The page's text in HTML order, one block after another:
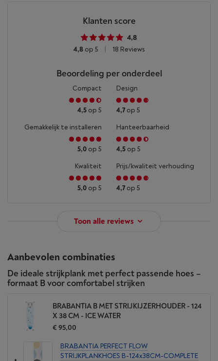
Klanten score
4,8
4,8op 5 18 Reviews
Beoordeling per onderdeel
Compact
4,5 op 5
Design
4,7op 5
Gemakkelijk te installeren
5,0 op 5
Hanteerbaarheid
4,5 op 5
Kwaliteit
5,0 op 5
Prijs/kwaliteit verhouding
4,7op 5
Toon alle reviews
Aanbevolen combinaties
De ideale strijkplank met perfect passende hoes –
formaat B voor comfortabel strijken
BRABANTIA B MET STRIJKIJZERHOUDER - 124
X 38 CM - ICE WATER
€ 95,00
BRABANTIA PERFECT FLOW
STRIJKPLANKHOES B-124x38CM-COMPLETE